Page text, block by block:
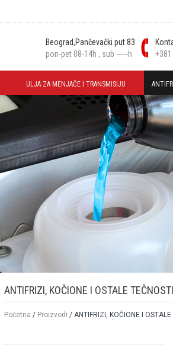
Beograd,Pančevački put 83
pon-pet 08-14h , sub -----h
ULJA ZA MENJAČE I TRANSMISIJU
ANTIFRIZI, KOČIONE I OSTALE TEČNOSTI
Početna / Proizvodi / ANTIFRIZI, KOČIONE I OSTALE